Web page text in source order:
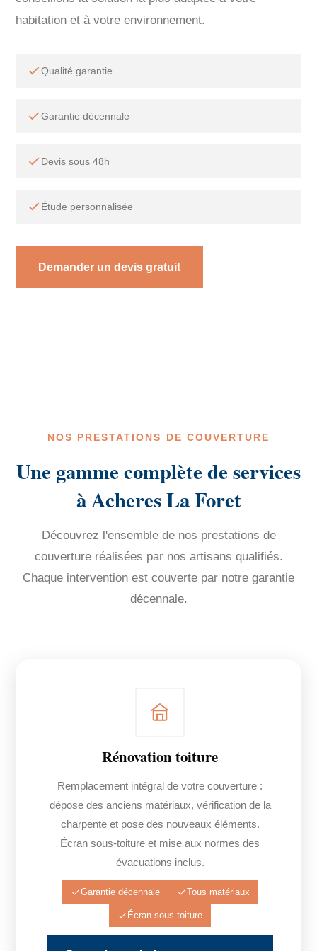
habitation et à votre environnement.
Qualité garantie
Garantie décennale
Devis sous 48h
Étude personnalisée
Demander un devis gratuit
NOS PRESTATIONS DE COUVERTURE
Une gamme complète de services
à Acheres La Foret
Découvrez l'ensemble de nos prestations de
couverture réalisées par nos artisans qualifiés.
Chaque intervention est couverte par notre garantie
décennale.
Rénovation toiture
Remplacement intégral de votre couverture :
dépose des anciens matériaux, vérification de la
charpente et pose des nouveaux éléments.
Écran sous-toiture et mise aux normes des
évacuations inclus.
Garantie décennale Tous matériaux
Écran sous-toiture